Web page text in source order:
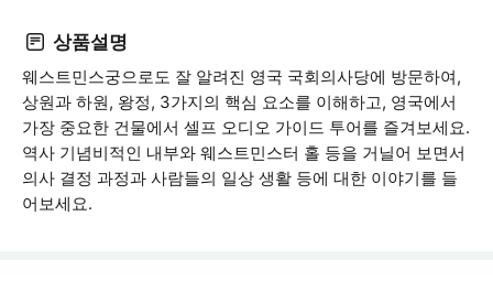
상품설명
웨스트민스궁으로도 잘 알려진 영국 국회의사당에 방문하여,
상원과 하원, 왕정, 3가지의 핵심 요소를 이해하고, 영국에서
가장 중요한 건물에서 셀프 오디오 가이드 투어를 즐겨보세요.
역사 기념비적인 내부와 웨스트민스터 홀 등을 거닐어 보면서
의사 결정 과정과 사람들의 일상 생활 등에 대한 이야기를 들
어보세요.